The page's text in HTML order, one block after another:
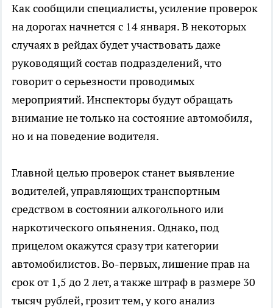
Как сообщили специалисты, усиление проверок
на дорогах начнется с 14 января. В некоторых
случаях в рейдах будет участвовать даже
руководящий состав подразделений, что
говорит о серьезности проводимых
мероприятий. Инспекторы будут обращать
внимание не только на состояние автомобиля,
но и на поведение водителя.
Главной целью проверок станет выявление
водителей, управляющих транспортным
средством в состоянии алкогольного или
наркотического опьянения. Однако, под
прицелом окажутся сразу три категории
автомобилистов. Во-первых, лишение прав на
срок от 1,5 до 2 лет, а также штраф в размере 30
тысяч рублей, грозит тем, у кого анализ